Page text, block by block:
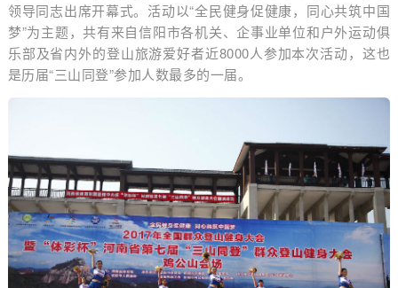
领导同志出席开幕式。活动以“全民健身促健康，同心共筑中国
梦”为主题，共有来自信阳市各机关、企事业单位和户外运动俱
乐部及省内外的登山旅游爱好者近8000人参加本次活动，这也
是历届“三山同登”参加人数最多的一届。